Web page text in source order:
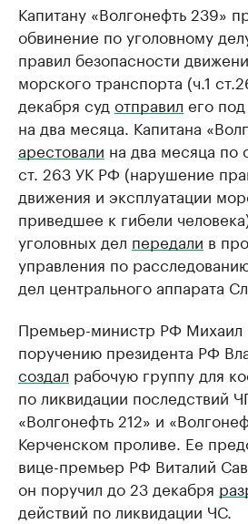
Капитану «Волгонефть 239»
обвинение по уголовному
правил безопасности
морского транспорта (ч.1
декабря суд отправил его
на два месяца. Капитана
арестовали на два месяца по
ст. 263 УК РФ (нарушение
движения и эксплуатации
приведшее к гибели
уголовных дел передали в
управления по
дел центрального аппарата
Премьер-министр РФ
поручению президента РФ
создал рабочую группу для
по ликвидации последствий
«Волгонефть 212» и
Керченском проливе. Ее
вице-премьер РФ Виталий
он поручил до 23 декабря
действий по ликвидации ЧС.